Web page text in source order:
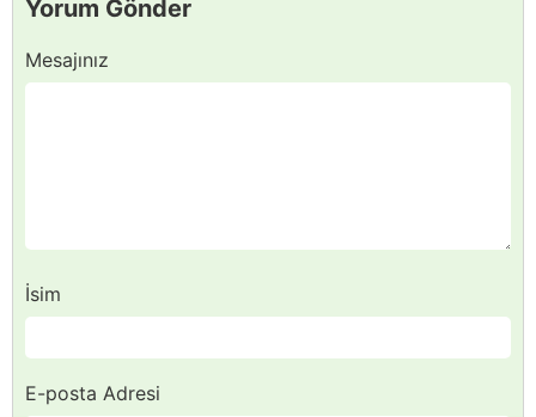
Yorum Gönder
Mesajınız
İsim
E-posta Adresi